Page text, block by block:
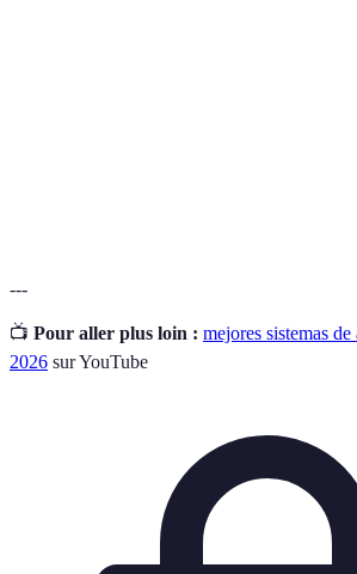
---
📺 Pour aller plus loin : mejores sistemas
2026 sur YouTube